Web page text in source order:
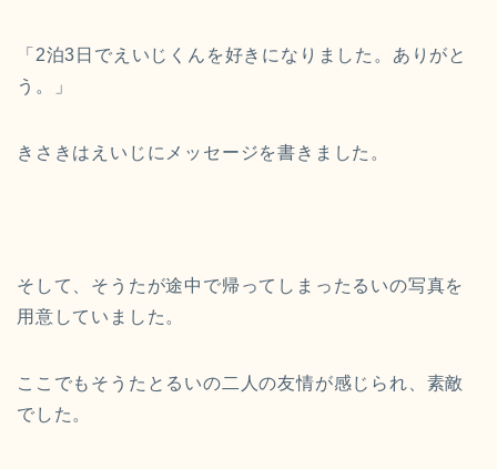
「2泊3日でえいじくんを好きになりました。ありがと
う。」
きさきはえいじにメッセージを書きました。
そして、そうたが途中で帰ってしまったるいの写真を
用意していました。
ここでもそうたとるいの二人の友情が感じられ、素敵
でした。